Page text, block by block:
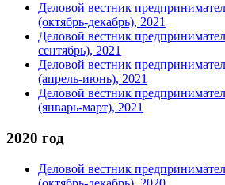
Деловой вестник
(октябрь-декабрь), 2021
Деловой вестник
сентябрь), 2021
Деловой вестник
(апрель-июнь), 2021
Деловой вестник
(январь-март), 2021
2020 год
Деловой вестник